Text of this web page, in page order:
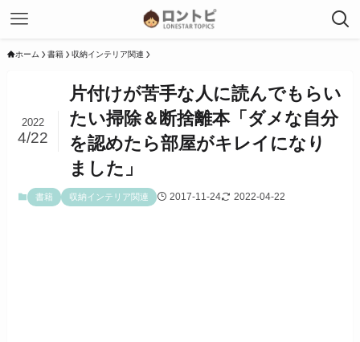
ホーム 書籍 収納インテリア関連
片付けが苦手な人に読んでもらい
たい掃除＆断捨離本「ダメな自分
を認めたら部屋がキレイになり
ました」
2022
4/22
書籍 収納インテリア関連 2017-11-24 2022-04-22